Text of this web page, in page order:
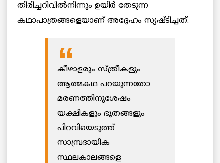
തിരിച്ചറിവില്‍നിന്നും ഉയിർ തേടുന്ന
കഥാപാത്രങ്ങളെയാണ് അദ്ദേഹം സൃഷ്ടിച്ചത്.
കീഴാളരും സ്ത്രീകളും
ആത്മകഥ പറയുന്നതോ
മരണത്തിനുശേഷം
യക്ഷികളും ഭൂതങ്ങളും
പിറവിയെടുത്ത്
സാമ്പ്രദായിക
സ്ഥലകാലങ്ങളെ